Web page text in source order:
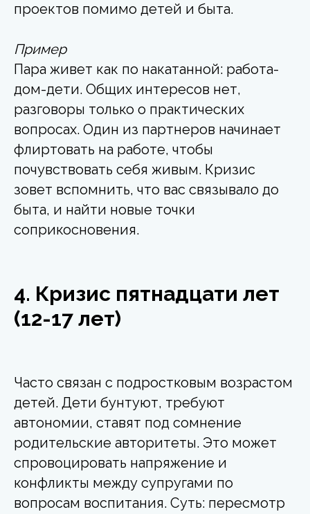
проектов помимо детей и быта.
Пример
Пара живет как по накатанной: работа-
дом-дети. Общих интересов нет,
разговоры только о практических
вопросах. Один из партнеров начинает
флиртовать на работе, чтобы
почувствовать себя живым. Кризис
зовет вспомнить, что вас связывало до
быта, и найти новые точки
соприкосновения.
4. Кризис пятнадцати лет
(12-17 лет)
Часто связан с подростковым возрастом
детей. Дети бунтуют, требуют
автономии, ставят под сомнение
родительские авторитеты. Это может
спровоцировать напряжение и
конфликты между супругами по
вопросам воспитания. Суть: пересмотр